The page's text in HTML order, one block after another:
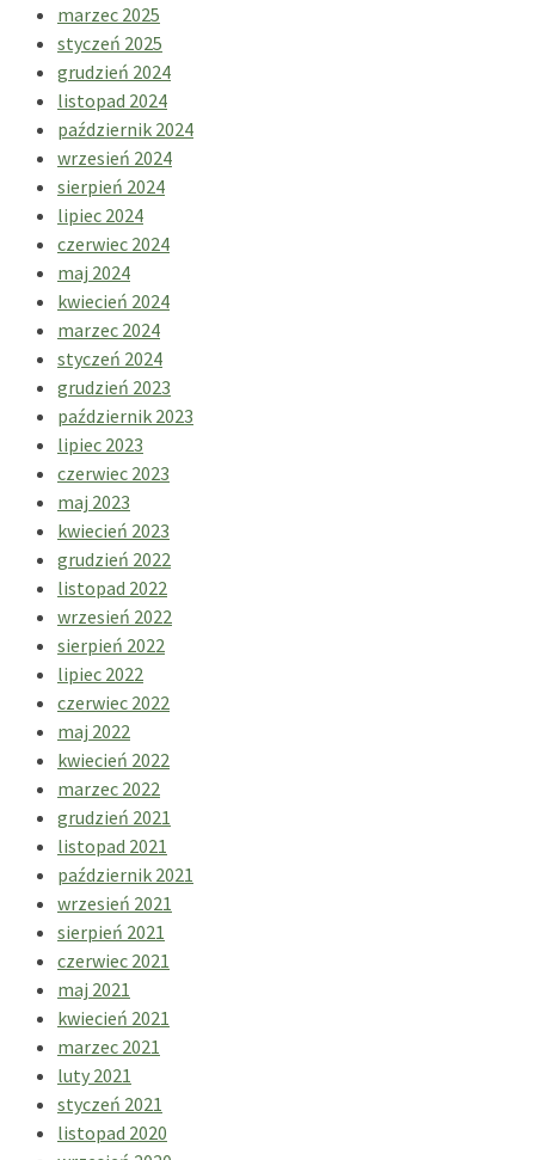
marzec 2025
styczeń 2025
grudzień 2024
listopad 2024
październik 2024
wrzesień 2024
sierpień 2024
lipiec 2024
czerwiec 2024
maj 2024
kwiecień 2024
marzec 2024
styczeń 2024
grudzień 2023
październik 2023
lipiec 2023
czerwiec 2023
maj 2023
kwiecień 2023
grudzień 2022
listopad 2022
wrzesień 2022
sierpień 2022
lipiec 2022
czerwiec 2022
maj 2022
kwiecień 2022
marzec 2022
grudzień 2021
listopad 2021
październik 2021
wrzesień 2021
sierpień 2021
czerwiec 2021
maj 2021
kwiecień 2021
marzec 2021
luty 2021
styczeń 2021
listopad 2020